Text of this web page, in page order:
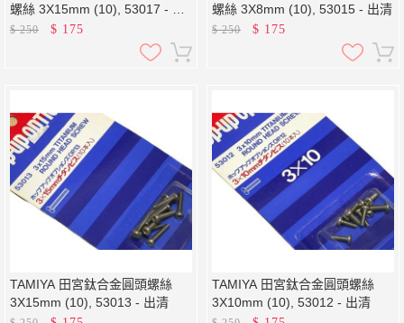
螺絲 3X15mm (10), 53017 - 出
清
$250 $ 175
螺絲 3X8mm (10), 53015 - 出清
$250 $ 175
TAMIYA 田宮鈦合金圓頭螺絲
3X15mm (10), 53013 - 出清
TAMIYA 田宮鈦合金圓頭螺絲
3X10mm (10), 53012 - 出清